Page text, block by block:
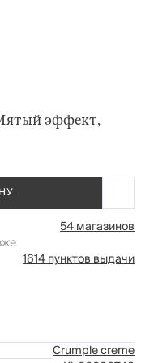
эффект,
54 магазинов
1614 пунктов выдачи
Crumple creme